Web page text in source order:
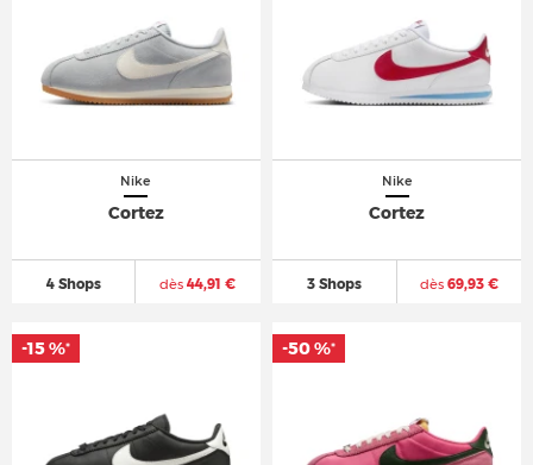
Nike
Cortez
4 Shops dès 44,91 €
Nike
Cortez
3 Shops dès69,93 €
-15 %*
-15 %* -50 %*
-50 %*